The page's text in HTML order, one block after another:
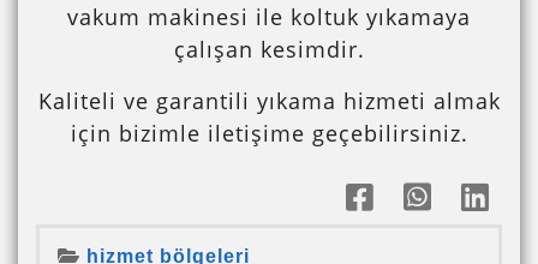
vakum makinesi ile koltuk yıkamaya
çalışan kesimdir.
Kaliteli ve garantili yıkama hizmeti almak
için bizimle iletişime geçebilirsiniz.
hizmet bölgeleri